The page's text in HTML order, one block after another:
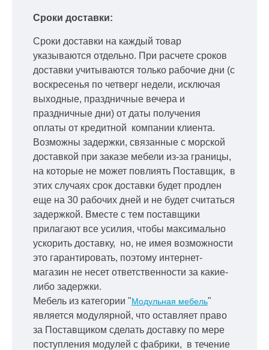
Сроки доставки:
Сроки доставки на каждый товар
указываются отдельно. При расчете сроков
доставки учитываются только рабочие дни (с
воскресенья по четверг недели, исключая
выходные, праздничные вечера и
праздничные дни) от даты получения
оплаты от кредитной компании клиента.
Возможны задержки, связанные с морской
доставкой при заказе мебели из-за границы,
на которые не может повлиять Поставщик, в
этих случаях срок доставки будет продлен
еще на 30 рабочих дней и не будет считаться
задержкой. Вместе с тем поставщики
прилагают все усилия, чтобы максимально
ускорить доставку, но, не имея возможности
это гарантировать, поэтому интернет-
магазин не несет ответственности за какие-
либо задержки.
Мебель из категории "Модульная мебель"
является модулярной, что оставляет право
за Поставщиком сделать доставку по мере
поступления модулей с фабрики, в течение